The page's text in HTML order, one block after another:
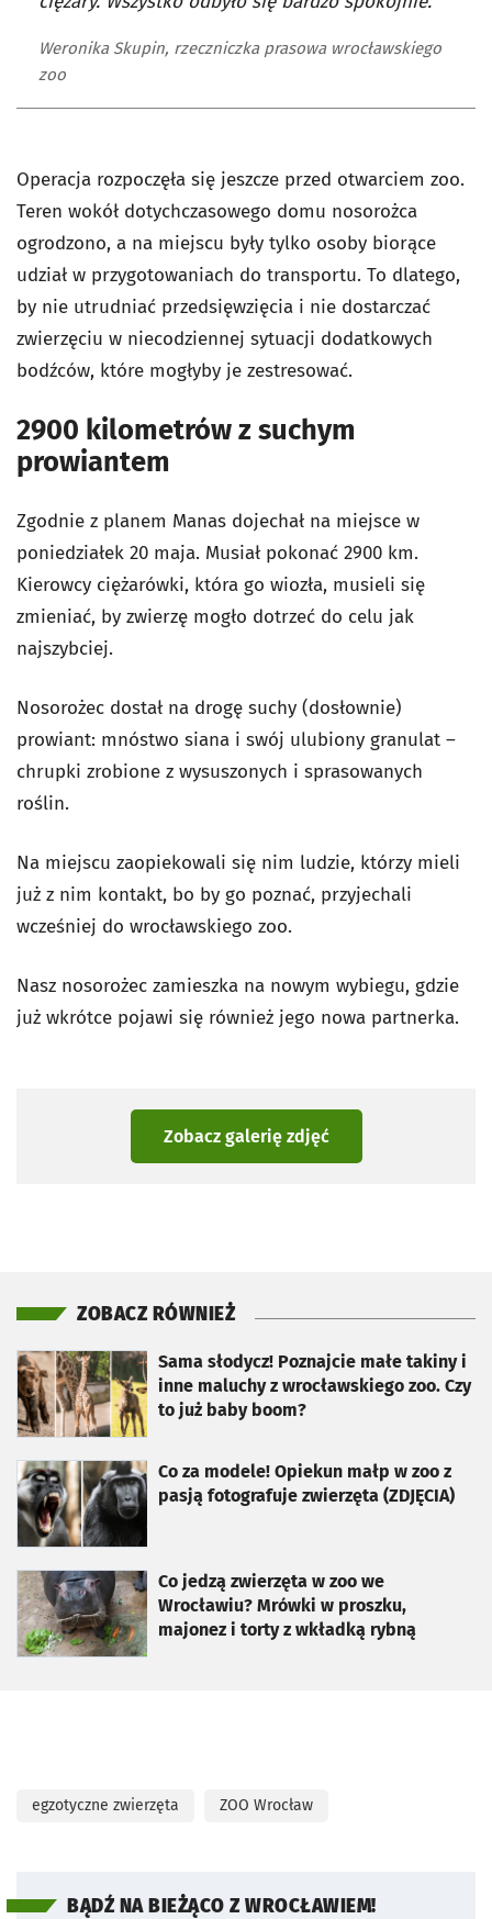
Weronika Skupin, rzeczniczka prasowa wrocławskiego
zoo
Operacja rozpoczęła się jeszcze przed otwarciem zoo.
Teren wokół dotychczasowego domu nosorożca
ogrodzono, a na miejscu były tylko osoby biorące
udział w przygotowaniach do transportu. To dlatego,
by nie utrudniać przedsięwzięcia i nie dostarczać
zwierzęciu w niecodziennej sytuacji dodatkowych
bodźców, które mogłyby je zestresować.
2900 kilometrów z suchym
prowiantem
Zgodnie z planem Manas dojechał na miejsce w
poniedziałek 20 maja. Musiał pokonać 2900 km.
Kierowcy ciężarówki, która go wiozła, musieli się
zmieniać, by zwierzę mogło dotrzeć do celu jak
najszybciej.
Nosorożec dostał na drogę suchy (dosłownie)
prowiant: mnóstwo siana i swój ulubiony granulat –
chrupki zrobione z wysuszonych i sprasowanych
roślin.
Na miejscu zaopiekowali się nim ludzie, którzy mieli
już z nim kontakt, bo by go poznać, przyjechali
wcześniej do wrocławskiego zoo.
Nasz nosorożec zamieszka na nowym wybiegu, gdzie
już wkrótce pojawi się również jego nowa partnerka.
Zobacz galerię zdjęć
ZOBACZ RÓWNIEŻ
Sama słodycz! Poznajcie małe takiny i
inne maluchy z wrocławskiego zoo. Czy
to już baby boom?
otworzy się w nowej karcie
Co za modele! Opiekun małp w zoo z
pasją fotografuje zwierzęta (ZDJĘCIA)
otworzy się w nowej karcie
Co jedzą zwierzęta w zoo we
Wrocławiu? Mrówki w proszku,
majonez i torty z wkładką rybną
otworzy się w nowej karcie
egzotyczne zwierzęta ZOO Wrocław
BĄDŹ NA BIEŻĄCO Z WROCŁAWIEM!